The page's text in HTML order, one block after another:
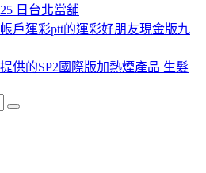
日 類
台北當舖
戶運彩ptt的運彩好朋友現金版九
供的SP2國際版加熱煙產品 生髮